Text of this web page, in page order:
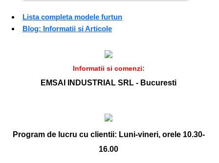
Lista completa modele furtun
Blog: Informatii si Articole
Informatii si comenzi:
EMSAI INDUSTRIAL SRL - Bucuresti
Program de lucru cu clientii: Luni-vineri, orele 10.30-
16.00